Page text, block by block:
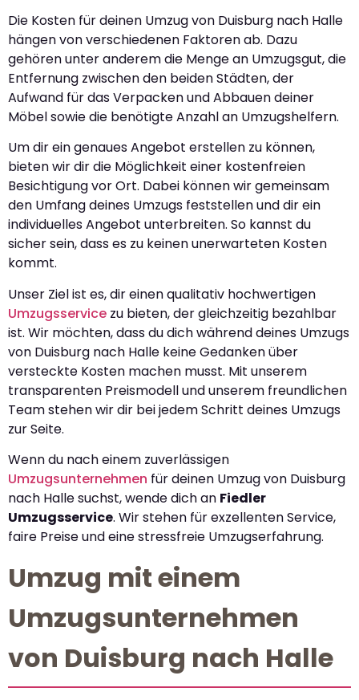
Die Kosten für deinen Umzug von Duisburg nach Halle
hängen von verschiedenen Faktoren ab. Dazu
gehören unter anderem die Menge an Umzugsgut, die
Entfernung zwischen den beiden Städten, der
Aufwand für das Verpacken und Abbauen deiner
Möbel sowie die benötigte Anzahl an Umzugshelfern.
Um dir ein genaues Angebot erstellen zu können,
bieten wir dir die Möglichkeit einer kostenfreien
Besichtigung vor Ort. Dabei können wir gemeinsam
den Umfang deines Umzugs feststellen und dir ein
individuelles Angebot unterbreiten. So kannst du
sicher sein, dass es zu keinen unerwarteten Kosten
kommt.
Unser Ziel ist es, dir einen qualitativ hochwertigen
Umzugsservice zu bieten, der gleichzeitig bezahlbar
ist. Wir möchten, dass du dich während deines Umzugs
von Duisburg nach Halle keine Gedanken über
versteckte Kosten machen musst. Mit unserem
transparenten Preismodell und unserem freundlichen
Team stehen wir dir bei jedem Schritt deines Umzugs
zur Seite.
Wenn du nach einem zuverlässigen
Umzugsunternehmen für deinen Umzug von Duisburg
nach Halle suchst, wende dich an Fiedler
Umzugsservice. Wir stehen für exzellenten Service,
faire Preise und eine stressfreie Umzugserfahrung.
Umzug mit einem
Umzugsunternehmen
von Duisburg nach Halle